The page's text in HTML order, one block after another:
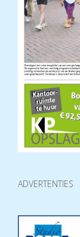
ADVERTENTIES